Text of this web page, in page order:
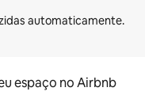
espaço no Airbnb